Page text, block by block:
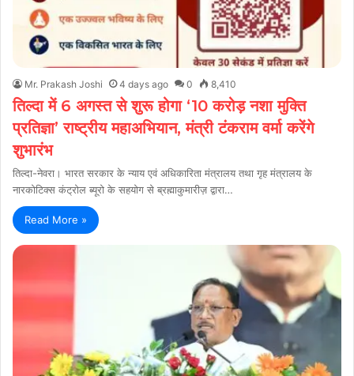
Mr. Prakash Joshi 4 days ago 0 8,410
तिल्दा में 6 अगस्त से शुरू होगा ‘10 करोड़ नशा मुक्ति
प्रतिज्ञा’ राष्ट्रीय महाअभियान, मंत्री टंकराम वर्मा करेंगे
शुभारंभ
तिल्दा-नेवरा। भारत सरकार के न्याय एवं अधिकारिता मंत्रालय तथा गृह मंत्रालय के
नारकोटिक्स कंट्रोल ब्यूरो के सहयोग से ब्रह्माकुमारीज़ द्वारा…
Read More »